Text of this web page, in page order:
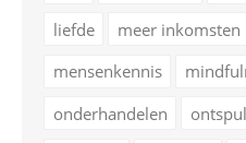
liefde
meer inkomsten
mensenkennis
onderhandelen